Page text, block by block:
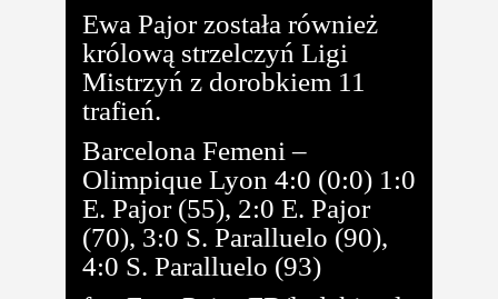
Ewa Pajor została również
królową strzelczyń Ligi
Mistrzyń z dorobkiem 11
trafień.
Barcelona Femeni –
Olimpique Lyon 4:0 (0:0) 1:0
E. Pajor (55), 2:0 E. Pajor
(70), 3:0 S. Paralluelo (90),
4:0 S. Paralluelo (93)